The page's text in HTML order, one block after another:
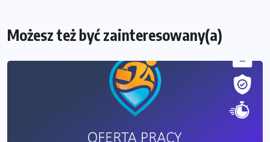
Możesz też być zainteresowany(a)